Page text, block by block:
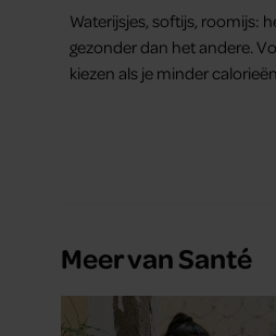
Waterijsjes, softijs, roomijs:
gezonder dan het andere.
kiezen als je minder
Meer van Santé